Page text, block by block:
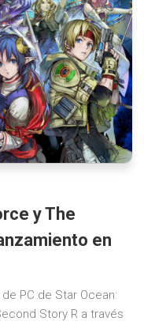
y The
en
PC de Star Ocean:
Story R a través